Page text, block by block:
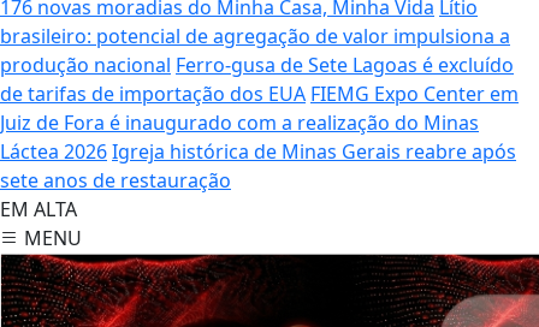
176 novas moradias do Minha Casa, Minha Vida Lítio
brasileiro: potencial de agregação de valor impulsiona a
produção nacional Ferro-gusa de Sete Lagoas é excluído
de tarifas de importação dos EUA FIEMG Expo Center em
Juiz de Fora é inaugurado com a realização do Minas
Láctea 2026Igreja histórica de Minas Gerais reabre após
sete anos de restauração
EM ALTA
MENU